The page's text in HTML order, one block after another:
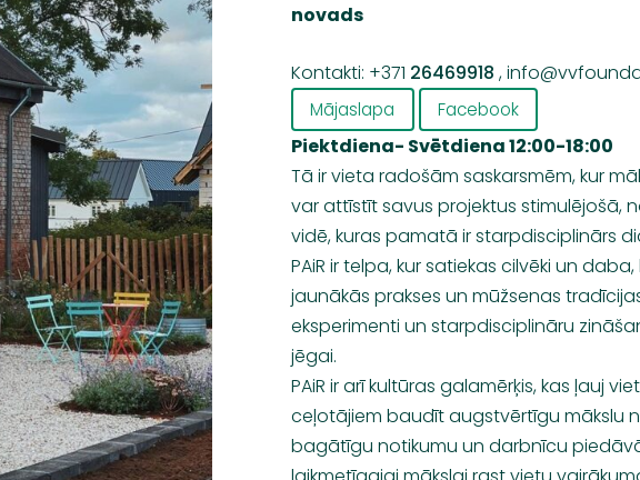
novads
Kontakti: +371 26469918 ,
Mājaslapa Facebook
Piektdiena- Svētdiena 12:00-18:00
Tā ir vieta radošām saskarsmēm, kur
var attīstīt savus projektus stimulējošā,
vidē, kuras pamatā ir starpdisciplinārs
PAiR ir telpa, kur satiekas cilvēki un
jaunākās prakses un mūžsenas
eksperimenti un starpdisciplināru
jēgai.
PAiR ir arī kultūras galamērķis, kas ļauj
ceļotājiem baudīt augstvērtīgu mākslu
bagātīgu notikumu un darbnīcu